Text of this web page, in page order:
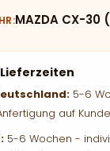
MAZDA CX-30
5-6
auf
5-6 Wochen -